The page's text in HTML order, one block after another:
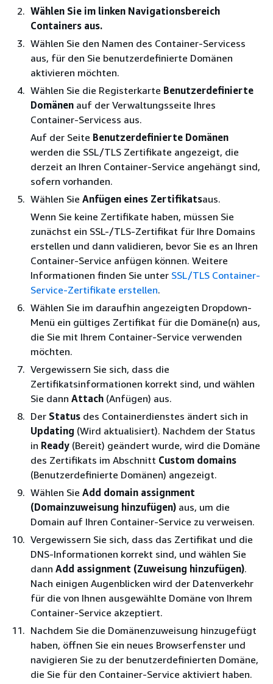
Wählen Sie im linken Navigationsbereich
Containers aus.
Wählen Sie den Namen des Container-Servicess
aus, für den Sie benutzerdefinierte Domänen
aktivieren möchten.
Wählen Sie die Registerkarte Benutzerdefinierte
Domänen auf der Verwaltungsseite Ihres
Container-Servicess aus.
Auf der Seite Benutzerdefinierte Domänen
werden die SSL/TLS Zertifikate angezeigt, die
derzeit an Ihren Container-Service angehängt sind,
sofern vorhanden.
Wählen Sie Anfügen eines Zertifikatsaus.
Wenn Sie keine Zertifikate haben, müssen Sie
zunächst ein SSL-/TLS-Zertifikat für Ihre Domains
erstellen und dann validieren, bevor Sie es an Ihren
Container-Service anfügen können. Weitere
Informationen finden Sie unter SSL/TLS Container-
Service-Zertifikate erstellen.
Wählen Sie im daraufhin angezeigten Dropdown-
Menü ein gültiges Zertifikat für die Domäne(n) aus,
die Sie mit Ihrem Container-Service verwenden
möchten.
Vergewissern Sie sich, dass die
Zertifikatsinformationen korrekt sind, und wählen
Sie dann Attach (Anfügen) aus.
Der Status des Containerdienstes ändert sich in
Updating (Wird aktualisiert). Nachdem der Status
in Ready (Bereit) geändert wurde, wird die Domäne
des Zertifikats im Abschnitt Custom domains
(Benutzerdefinierte Domänen) angezeigt.
Wählen Sie Add domain assignment
(Domainzuweisung hinzufügen) aus, um die
Domain auf Ihren Container-Service zu verweisen.
Vergewissern Sie sich, dass das Zertifikat und die
DNS-Informationen korrekt sind, und wählen Sie
dann Add assignment (Zuweisung hinzufügen).
Nach einigen Augenblicken wird der Datenverkehr
für die von Ihnen ausgewählte Domäne von Ihrem
Container-Service akzeptiert.
Nachdem Sie die Domänenzuweisung hinzugefügt
haben, öffnen Sie ein neues Browserfenster und
navigieren Sie zu der benutzerdefinierten Domäne,
die Sie für den Container-Service aktiviert haben.